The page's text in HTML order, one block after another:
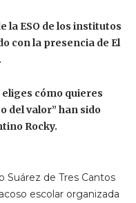
la ESO de los institutos
con la presencia de El
eliges cómo quieres
del valor” han sido
Rocky.
Suárez de Tres Cantos
escolar organizada